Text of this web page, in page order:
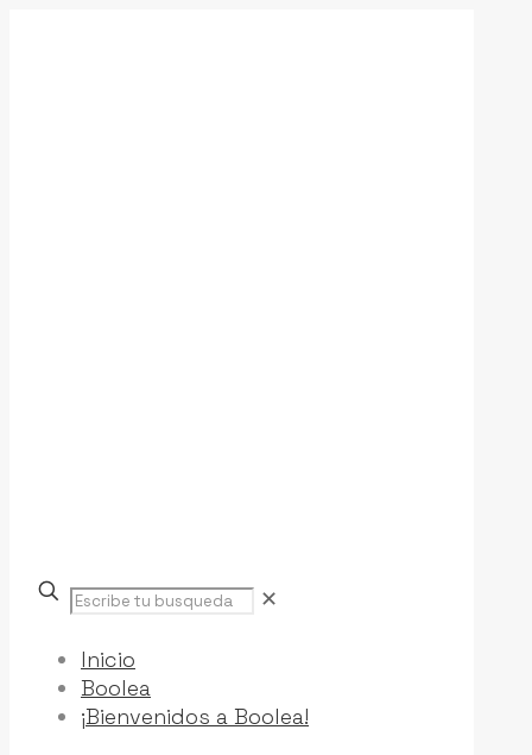
Escribe
tu
busqueda
✕
Inicio
Boolea
¡Bienvenidos a Boolea!